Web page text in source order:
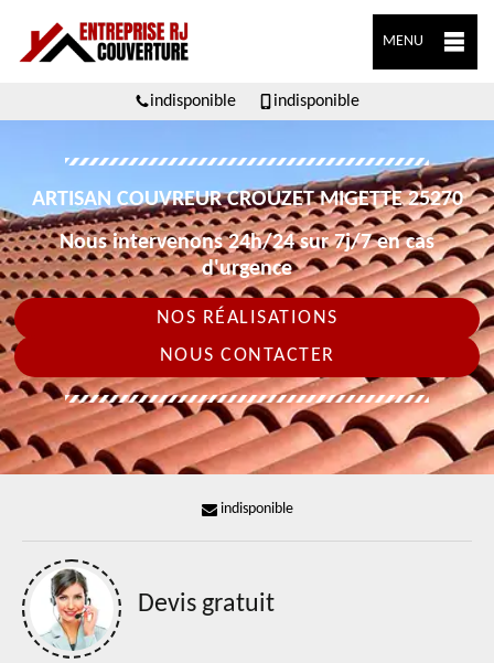
MENU
indisponible indisponible
ARTISAN COUVREUR CROUZET MIGETTE 25270
Nous intervenons 24h/24 sur 7j/7 en cas
d'urgence
NOS RÉALISATIONS
NOUS CONTACTER
indisponible
Devis gratuit